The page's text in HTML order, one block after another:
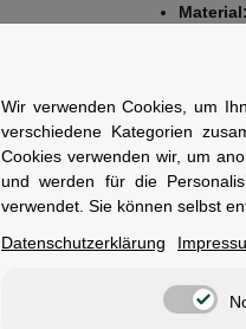
Material:
Ideal für
Rahmen
Merkmale
Wir verwenden Cookies, um
verschiedene Kategorien
Cookies verwenden wir, um
und werden für die
verwendet. Sie können selbst
Datenschutzerklärung